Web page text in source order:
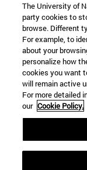
The University of
party cookies to
browse. Different
For example, to
about your
personalize how
cookies you want
will remain active
For more detailed
our Cookie Policy.